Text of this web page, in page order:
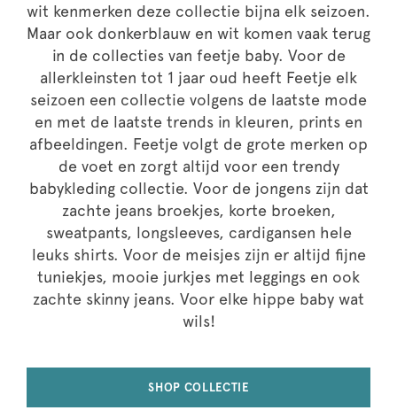
wit kenmerken deze collectie bijna elk seizoen.
Maar ook donkerblauw en wit komen vaak terug
in de collecties van feetje baby. Voor de
allerkleinsten tot 1 jaar oud heeft Feetje elk
seizoen een collectie volgens de laatste mode
en met de laatste trends in kleuren, prints en
afbeeldingen. Feetje volgt de grote merken op
de voet en zorgt altijd voor een trendy
babykleding collectie. Voor de jongens zijn dat
zachte jeans broekjes, korte broeken,
sweatpants, longsleeves, cardigansen hele
leuks shirts. Voor de meisjes zijn er altijd fijne
tuniekjes, mooie jurkjes met leggings en ook
zachte skinny jeans. Voor elke hippe baby wat
wils!
SHOP COLLECTIE